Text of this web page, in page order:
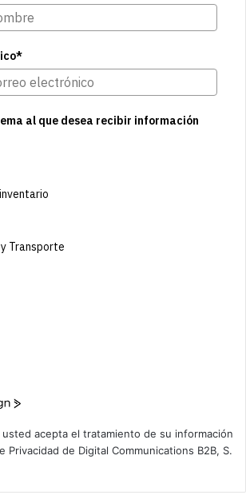
al que desea recibir información
Transporte
acepta el tratamiento de su información
Privacidad de Digital Communications B2B, S.